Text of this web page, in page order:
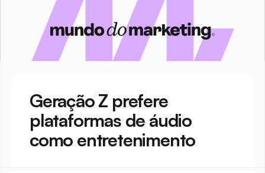
Geração Z prefere
plataformas de áudio
como entretenimento